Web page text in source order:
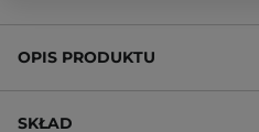
OPIS PRODUKTU
SKŁAD